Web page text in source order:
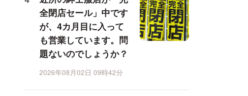
全閉店セール」中です
が、4カ月目に入って
も営業しています。問
題ないのでしょうか？
2026年08月02日 09時42分